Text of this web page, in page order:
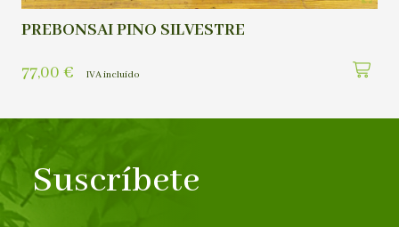
PREBONSAI PINO SILVESTRE
77,00 € IVA incluído
Suscríbete